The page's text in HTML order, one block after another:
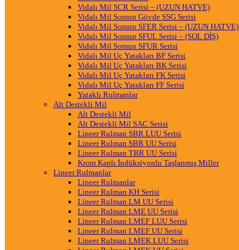
Vidalı Mil SCR Serisi – (UZUN HATVE)
Vidalı Mil Somun Gövde SSG Serisi
Vidalı Mil Somun SFER Serisi – (UZUN HATVE)
Vidalı Mil Somun SFUL Serisi – (SOL DİŞ)
Vidalı Mil Somun SFUR Serisi
Vidalı Mil Uç Yatakları BF Serisi
Vidalı Mil Uç Yatakları BK Serisi
Vidalı Mil Uç Yatakları FK Serisi
Vidalı Mil Uç Yatakları FF Serisi
Yataklı Rulmanlar
Alt Destekli Mil
Alt Destekli Mil
Alt Destekli Mil SAC Serisi
Lineer Rulman SBR LUU Serisi
Lineer Rulman SBR UU Serisi
Lineer Rulman TBR UU Serisi
Krom Kaplı İndüksiyonlu Taşlanmış Miller
Lineer Rulmanlar
Lineer Rulmanlar
Lineer Rulman KH Serisi
Lineer Rulman LM UU Serisi
Lineer Rulman LME UU Serisi
Lineer Rulman LMEF LUU Serisi
Lineer Rulman LMEF UU Serisi
Lineer Rulman LMEK LUU Serisi